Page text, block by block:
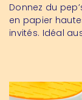
Donnez du
en papier
invités. Idéal